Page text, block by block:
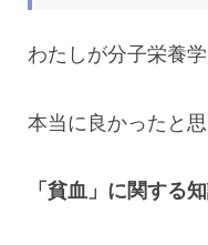
わたしが分子栄養学
本当に良かったと
「貧血」に関する